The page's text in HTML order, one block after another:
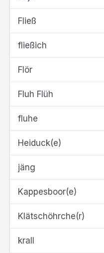
Fließ
fließich
Flör
Fluh Flüh
fluhe
Heiduck(e)
jäng
Kappesboor(e)
Klätschöhrche(r)
krall